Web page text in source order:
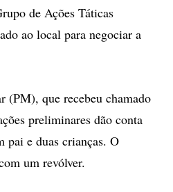
de Ações Táticas
ao local para negociar a
(PM), que recebeu chamado
preliminares dão conta
pai e duas crianças. O
um revólver.